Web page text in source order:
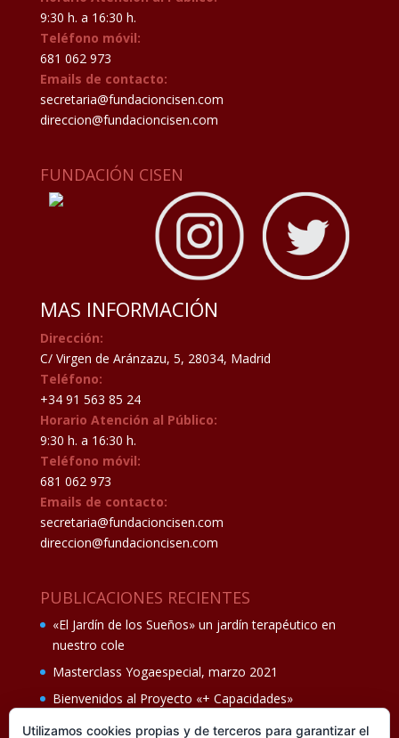
9:30 h. a 16:30 h.
Teléfono móvil:
681 062 973
Emails de contacto:
secretaria@fundacioncisen.com
direccion@fundacioncisen.com
FUNDACIÓN CISEN
MAS INFORMACIÓN
Dirección:
C/ Virgen de Aránzazu, 5, 28034, Madrid
Teléfono:
+34 91 563 85 24
Horario Atención al Público:
9:30 h. a 16:30 h.
Teléfono móvil:
681 062 973
Emails de contacto:
secretaria@fundacioncisen.com
direccion@fundacioncisen.com
PUBLICACIONES RECIENTES
«El Jardín de los Sueños» un jardín terapéutico en
nuestro cole
Masterclass Yogaespecial, marzo 2021
Bienvenidos al Proyecto «+ Capacidades»
Fiesta de fin de curso Los oficios 14 de junio
Utilizamos cookies propias y de terceros para garantizar el